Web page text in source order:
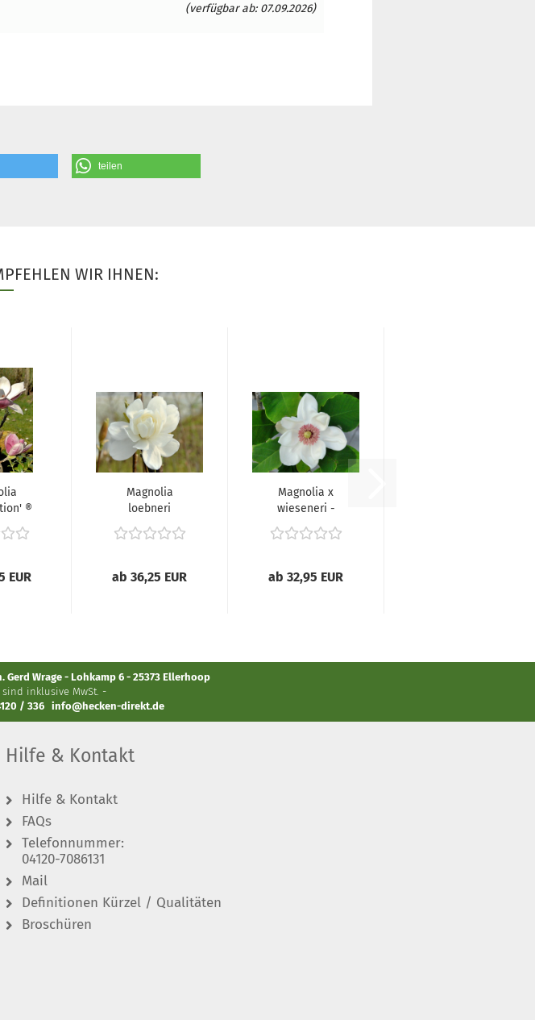
(verfügbar ab: 07.09.2026)
teilen
WIR IHNEN:
®
EUR
Magnolia
loebneri
'Wildcat' -
(Magnolie...
ab 36,25 EUR
Magnolia x
wieseneri -
(Wiesner's
Magnolie),...
ab 32,95 EUR
Wrage - Lohkamp 6 - 25373 Ellerhoop
inklusive MwSt. -
/ 336 info@hecken-direkt.de
Hilfe & Kontakt
Hilfe & Kontakt
FAQs
Telefonnummer:
04120-7086131
Mail
Definitionen Kürzel / Qualitäten
Broschüren